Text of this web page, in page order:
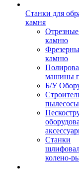
Станки для
камня
камню
камню
машины
Б/У
пылесосы
Станки
колено-